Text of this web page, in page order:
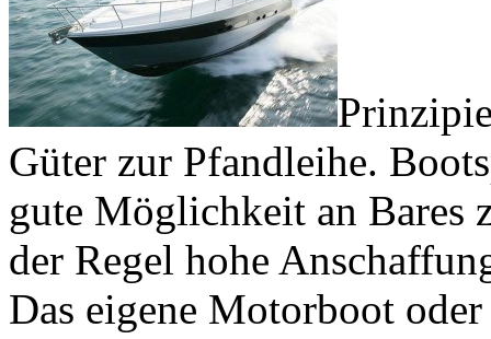
Güter zur Pfandleihe.
gute Möglichkeit an Bares
der Regel hohe
Das eigene Motorboot